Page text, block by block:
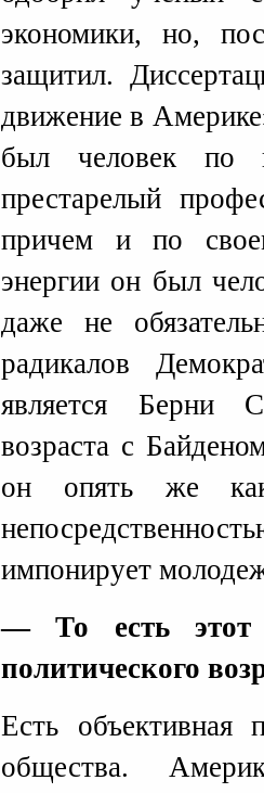
экономики, но,
защитил.
движение в
был человек по
престарелый
причем и по
энергии он был
даже не
радикалов
является Берни
возраста с
он опять же
импонирует
— То есть этот
политического
Есть объективная
общества.